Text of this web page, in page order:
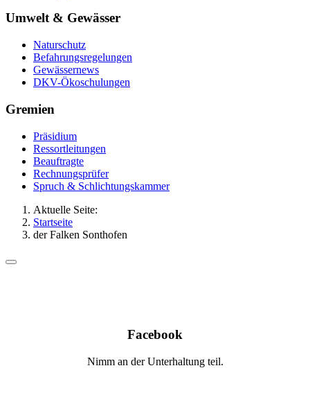
Umwelt & Gewässer
Naturschutz
Befahrungsregelungen
Gewässernews
DKV-Ökoschulungen
Gremien
Präsidium
Ressortleitungen
Beauftragte
Rechnungsprüfer
Spruch & Schlichtungskammer
Aktuelle Seite:
Startseite
der Falken Sonthofen
Facebook
Nimm an der Unterhaltung teil.